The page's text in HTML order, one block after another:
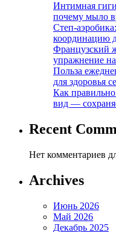
Интимная
почему мыло
Степ-
координацию
Французский
упражнение
Польза
для здоровья
Как
вид —
Recent
Нет комментариев
Archives
Июнь 2026
Май 2026
Декабрь 2025